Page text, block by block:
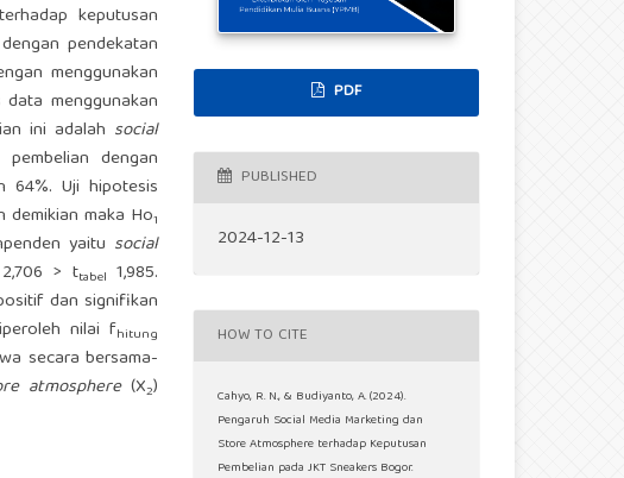
terhadap keputusan
pendekatan
menggunakan
menggunakan
ini adalah social
dengan
64%. Uji hipotesis
demikian maka Ho1
yaitu social
> ttabel 1,985.
dan signifikan
nilai fhitung
secara bersama-
atmosphere(X2)
PDF
PUBLISHED
2024-12-13
HOW TO CITE
Cahyo, R. N., & Budiyanto, A. (2024).
Pengaruh Social Media Marketing dan
Store Atmosphere terhadap Keputusan
Pembelian pada JKT Sneakers Bogor.